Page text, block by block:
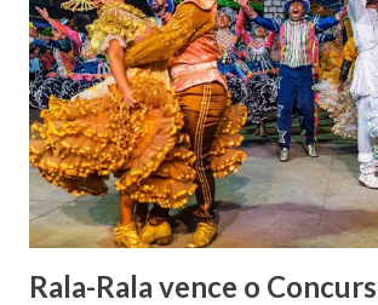
uma irmã do Visconde de Uruguai. O
apresentou uma grande dedicação à
lhe proporcionou uma grande reserva
Gomes de Melo mandou construir a
Senhor Bom Jesus dos Passos, que foi
doada ao vigário Pe. José Joaquim de
Matriz...
Rala-Rala vence o